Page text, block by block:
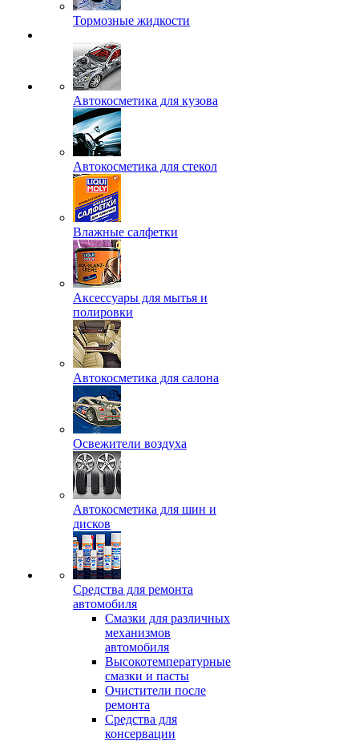
Тормозные жидкости
Автокосметика для кузова
Автокосметика для стекол
Влажные салфетки
Аксессуары для мытья и
полировки
Автокосметика для салона
Освежители воздуха
Автокосметика для шин и
дисков
Средства для ремонта
автомобиля
Смазки для различных
механизмов
автомобиля
Высокотемпературные
смазки и пасты
Очистители после
ремонта
Средства для
консервации